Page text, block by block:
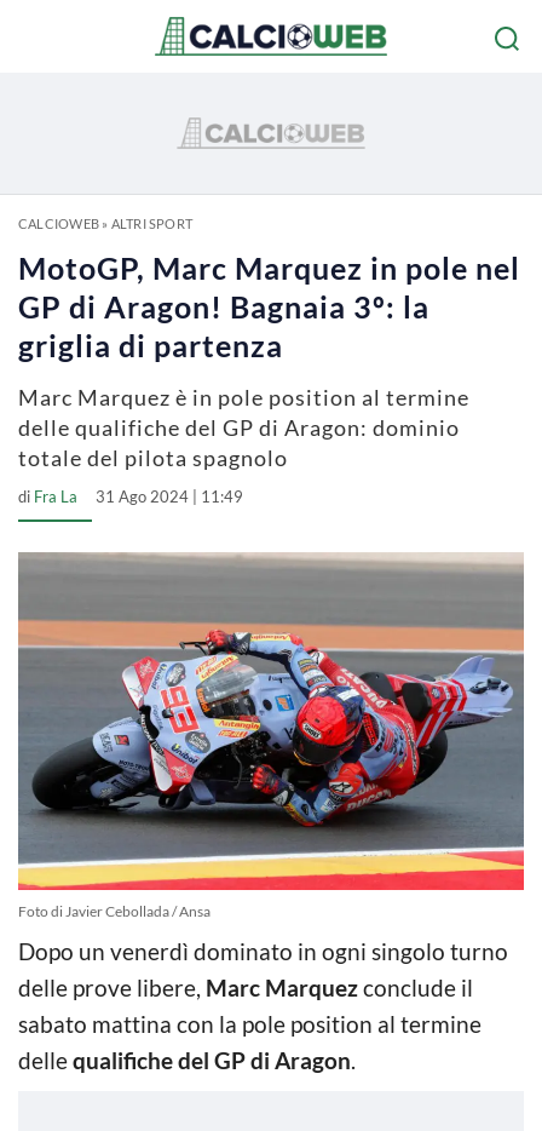
CALCIOWEB» ALTRI SPORT
MotoGP, Marc Marquez in pole nel
GP di Aragon! Bagnaia 3º: la
griglia di partenza
Marc Marquez è in pole position al termine
delle qualifiche del GP di Aragon: dominio
totale del pilota spagnolo
di Fra La 31 Ago 2024 | 11:49
Foto di Javier Cebollada / Ansa
Dopo un venerdì dominato in ogni singolo turno
delle prove libere, Marc Marquezconclude il
sabato mattina con la pole position al termine
dellequalifiche del GP di Aragon.